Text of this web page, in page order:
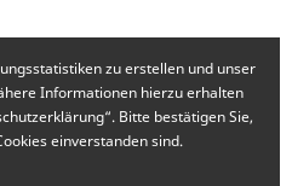
zu erstellen und unser
Informationen hierzu erhalten
Bitte bestätigen Sie,
einverstanden sind.